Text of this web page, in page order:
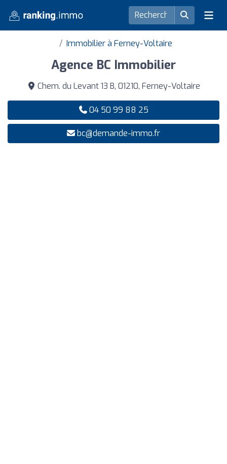
Immobilier à Ferney-Voltaire
Agence BC Immobilier
Chem. du Levant 13 B, 01210, Ferney-Voltaire
04 50 99 88 25
bc@demande-immo.fr